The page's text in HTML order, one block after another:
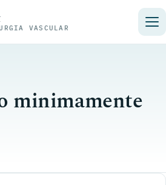
VASCULAR
minimamente